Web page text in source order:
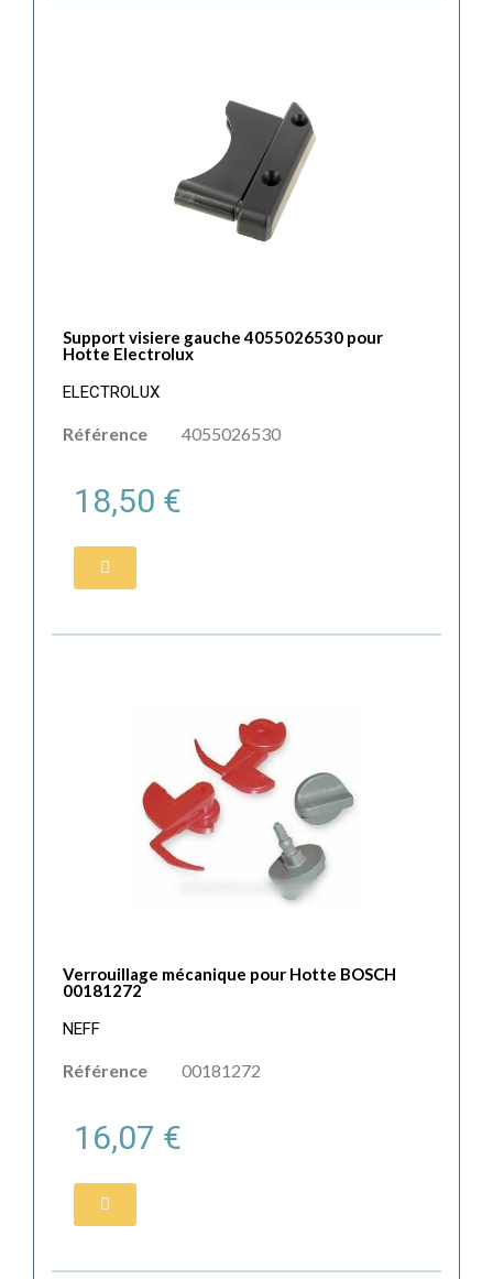
Support visiere gauche 4055026530 pour
Hotte Electrolux
ELECTROLUX
Référence 4055026530
18,50 €
Verrouillage mécanique pour Hotte BOSCH
00181272
NEFF
Référence 00181272
16,07 €